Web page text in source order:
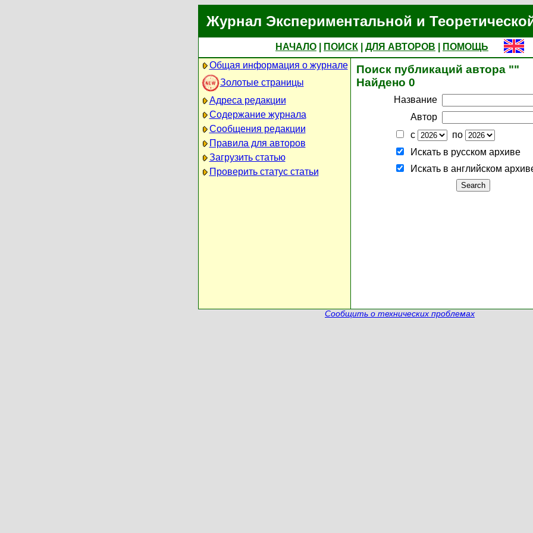
Журнал Экспериментальной и
НАЧАЛО ПОИСК ДЛЯ АВТОРОВ
ПОМОЩЬ
Общая информация о журнале
Золотые страницы
Адреса редакции
Содержание журнала
Сообщения редакции
Правила для авторов
Загрузить статью
Проверить статус статьи
Поиск публикаций автора ""
Найдено 0
Название
Автор
с
по
Искать в русском архиве
Искать в английском
Сообщить о технических проблемах